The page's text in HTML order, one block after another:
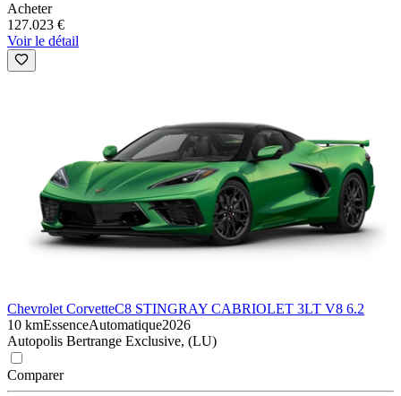
Acheter
127.023 €
Voir le détail
Chevrolet CorvetteC8 STINGRAY CABRIOLET 3LT V8 6.2
10 kmEssenceAutomatique2026
Autopolis Bertrange Exclusive, (LU)
Comparer